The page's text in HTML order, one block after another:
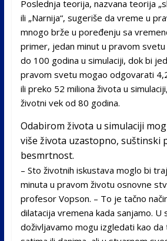
Poslednja teorija, nazvana teorija
ili „Narnija“, sugeriše da vreme u
mnogo brže u poređenju sa
primer, jedan minut u pravom
do 100 godina u simulaciji, dok bi
pravom svetu mogao odgovarati
ili preko 52 miliona života u
životni vek od 80 godina.
Odabirom života u simulaciji
više života uzastopno, suštinski
besmrtnost.
– Sto životnih iskustava moglo bi
minuta u pravom životu osnovne
profesor Vopson. – To je tačno
dilatacija vremena kada sanjamo. U
doživljavamo mogu izgledati kao da